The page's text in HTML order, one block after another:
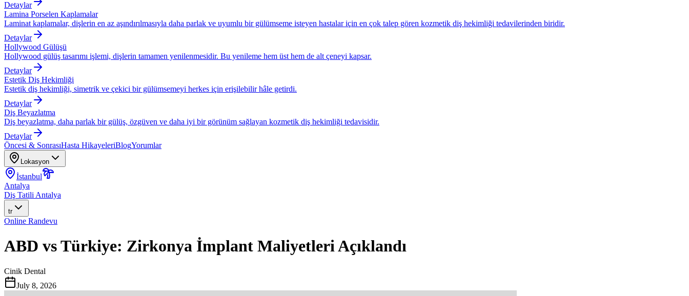
Detaylar
Lamina Porselen Kaplamalar
Laminat kaplamalar, dişlerin en az aşındırılmasıyla daha parlak ve uyumlu bir gülümseme isteyen hastalar için en çok talep gören kozmetik diş hekimliği tedavilerinden biridir.
Detaylar
Hollywood Gülüşü
Hollywood gülüş tasarımı işlemi, dişlerin tamamen yenilenmesidir. Bu yenileme hem üst hem de alt çeneyi kapsar.
Detaylar
Estetik Diş Hekimliği
Estetik diş hekimliği, simetrik ve çekici bir gülümsemeyi herkes için erişilebilir hâle getirdi.
Detaylar
Diş Beyazlatma
Diş beyazlatma, daha parlak bir gülüş, özgüven ve daha iyi bir görünüm sağlayan kozmetik diş hekimliği tedavisidir.
Detaylar
Öncesi & SonrasıHasta HikayeleriBlogYorumlar
Lokasyon
İstanbul
Antalya
Diş Tatili Antalya
tr
Online Randevu
ABD vs Türkiye: Zirkonya İmplant Maliyetleri Açıklandı
Cinik Dental
July 8, 2026